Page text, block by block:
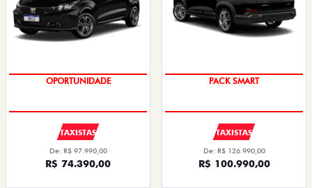
OPORTUNIDADE
TAXISTAS
De: R$ 97.990,00
R$ 74.390,00
PACK SMART
TAXISTAS
De: R$ 126.990,00
R$ 100.990,00